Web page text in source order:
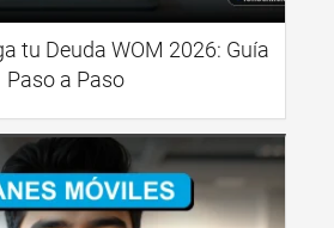
tu Deuda WOM 2026: Guía
Paso a Paso